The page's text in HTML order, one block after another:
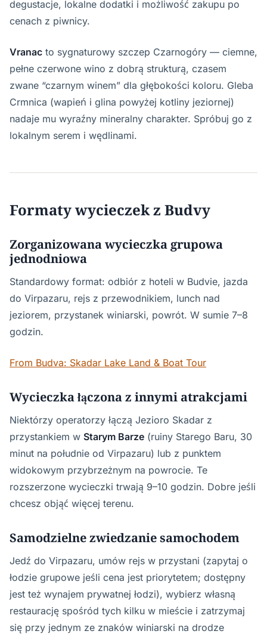
degustacje, lokalne dodatki i możliwość zakupu po
cenach z piwnicy.
Vranac to sygnaturowy szczep Czarnogóry — ciemne,
pełne czerwone wino z dobrą strukturą, czasem
zwane “czarnym winem” dla głębokości koloru. Gleba
Crmnica (wapień i glina powyżej kotliny jeziornej)
nadaje mu wyraźny mineralny charakter. Spróbuj go z
lokalnym serem i wędlinami.
Formaty wycieczek z Budvy
Zorganizowana wycieczka grupowa
jednodniowa
Standardowy format: odbiór z hoteli w Budvie, jazda
do Virpazaru, rejs z przewodnikiem, lunch nad
jeziorem, przystanek winiarski, powrót. W sumie 7–8
godzin.
From Budva: Skadar Lake Land & Boat Tour
Wycieczka łączona z innymi atrakcjami
Niektórzy operatorzy łączą Jezioro Skadar z
przystankiem w Starym Barze (ruiny Starego Baru, 30
minut na południe od Virpazaru) lub z punktem
widokowym przybrzeżnym na powrocie. Te
rozszerzone wycieczki trwają 9–10 godzin. Dobre jeśli
chcesz objąć więcej terenu.
Samodzielne zwiedzanie samochodem
Jedź do Virpazaru, umów rejs w przystani (zapytaj o
łodzie grupowe jeśli cena jest priorytetem; dostępny
jest też wynajem prywatnej łodzi), wybierz własną
restaurację spośród tych kilku w mieście i zatrzymaj
się przy jednym ze znaków winiarski na drodze